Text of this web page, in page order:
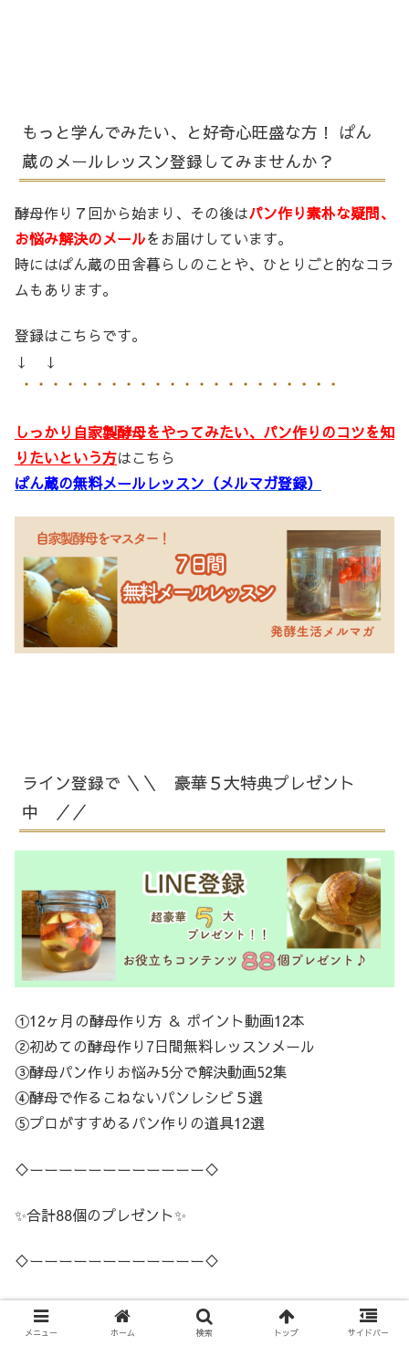
もっと学んでみたい、と好奇心旺盛な方！ ぱん
蔵のメールレッスン登録してみませんか？
酵母作り７回から始まり、その後はパン作り素朴な疑問、
お悩み解決のメールをお届けしています。
時にはぱん蔵の田舎暮らしのことや、ひとりごと的なコラ
ムもあります。
登録はこちらです。
↓ ↓
しっかり自家製酵母をやってみたい、パン作りのコツを知
りたいという方はこちら
ぱん蔵の無料メールレッスン（メルマガ登録）
ライン登録で ＼＼ 豪華５大特典プレゼント
中 ／／
①12ヶ月の酵母作り方 ＆ ポイント動画12本
②初めての酵母作り7日間無料レッスンメール
③酵母パン作りお悩み5分で解決動画52集
④酵母で作るこねないパンレシピ５選
⑤プロがすすめるパン作りの道具12選
♢ーーーーーーーーーーーー♢
✨合計88個のプレゼント✨
♢ーーーーーーーーーーーー♢
超有料級の特大版です✨
ぜひ受け取ってくださいね。
メニュー ホーム 検索 トップ サイドバー